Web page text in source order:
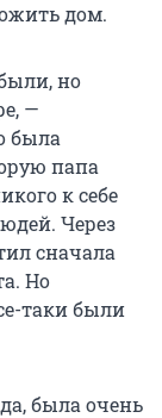
дом.
но
—
была
папа
к себе
Через
сначала
Но
таки были
была очень